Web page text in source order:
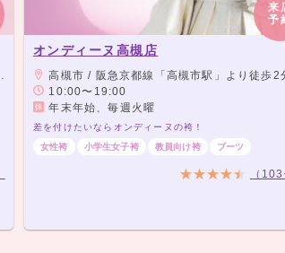
来
予
オンディーヌ高槻店
高槻市 / 阪急京都線「高槻市駅」より徒歩2
10:00〜19:00
年末年始、毎週火曜
差を付けたいならオンディーヌの袴！
女性袴
小学生女子袴 教員向け袴 ブーツ
（103